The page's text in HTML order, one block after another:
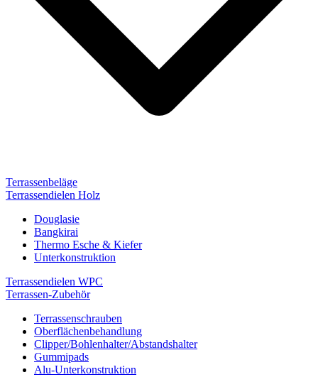
Terrassenbeläge
Terrassendielen Holz
Douglasie
Bangkirai
Thermo Esche & Kiefer
Unterkonstruktion
Terrassendielen WPC
Terrassen-Zubehör
Terrassenschrauben
Oberflächenbehandlung
Clipper/Bohlenhalter/Abstandshalter
Gummipads
Alu-Unterkonstruktion